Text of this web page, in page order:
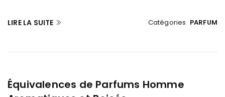
Catégories PARFUM
LIRE LA SUITE
Équivalences de Parfums Homme